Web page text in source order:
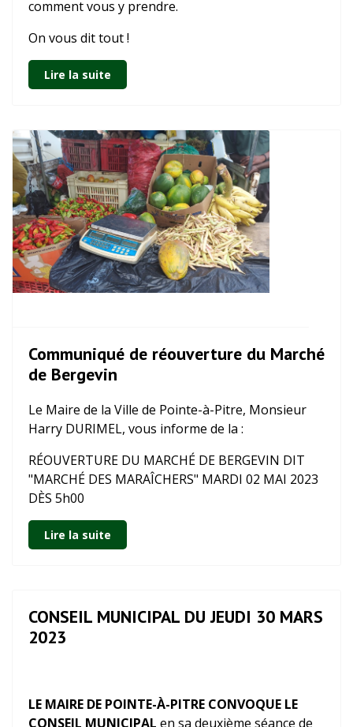
comment vous y prendre.
On vous dit tout !
Lire la suite
Communiqué de réouverture du Marché
de Bergevin
Le Maire de la Ville de Pointe-à-Pitre, Monsieur
Harry DURIMEL, vous informe de la :
RÉOUVERTURE DU MARCHÉ DE BERGEVIN DIT
"MARCHÉ DES MARAÎCHERS" MARDI 02 MAI 2023
DÈS 5h00
Lire la suite
CONSEIL MUNICIPAL DU JEUDI 30 MARS
2023
LE MAIRE DE POINTE-À-PITRE CONVOQUE LE
CONSEIL MUNICIPAL en sa deuxième séance de